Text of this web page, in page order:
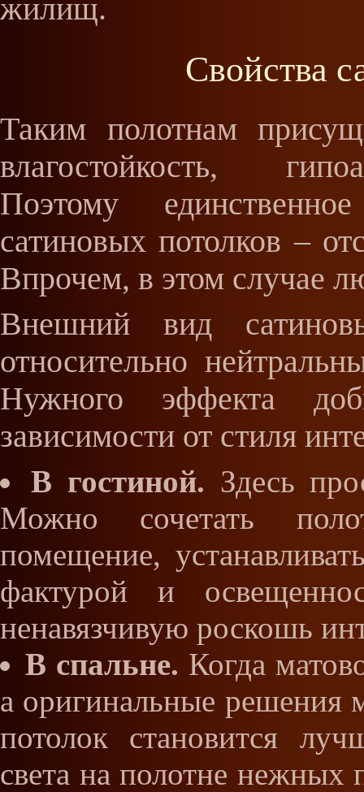
жилищ.
Свойства
Таким полотнам
влагостойкость,
Поэтому
сатиновых потолков –
Впрочем, в этом случае
Внешний вид
относительно
Нужного эффекта
зависимости от стиля
В гостиной. Здесь
Можно сочетать
помещение,
фактурой и
ненавязчивую роскошь
В спальне. Когда
а оригинальные решения
потолок становится
света на полотне нежных